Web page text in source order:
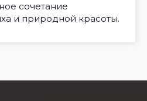
сочетание
и природной красоты.